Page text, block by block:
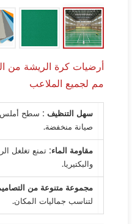
مم لجميع الملاعب
سهل التنظيف : سطح أملس
صيانة منخفضة.
مقاومة الماء: تمنع تغلغل
والبكتيريا.
مجموعة متنوعة من
لتناسب جماليات المكان.